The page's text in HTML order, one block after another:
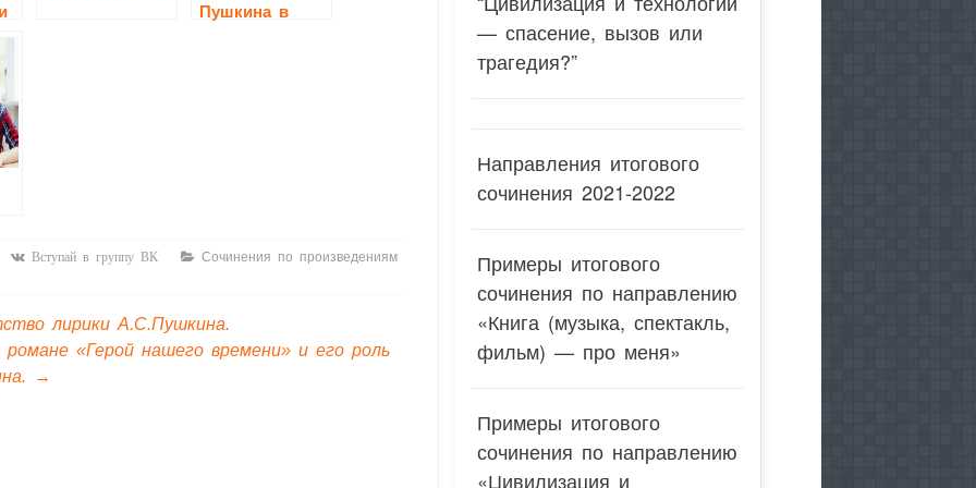
Пушкина в
Вступай в группу ВК
Сочинения по произведениям
лирики А.С.Пушкина.
«Герой нашего времени» и его роль
→
— спасение, вызов или
трагедия?”
Направления итогового
сочинения 2021-2022
Примеры итогового
сочинения по направлению
«Книга (музыка, спектакль,
фильм) — про меня»
Примеры итогового
сочинения по направлению
«Цивилизация и